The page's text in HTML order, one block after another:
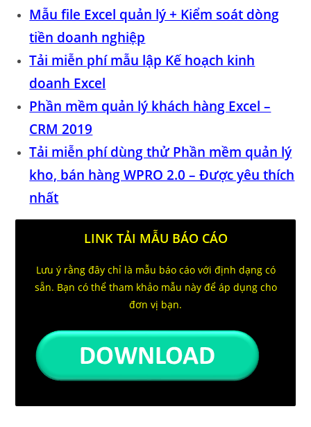
Mẫu file Excel quản lý + Kiểm soát dòng
tiền doanh nghiệp
Tải miễn phí mẫu lập Kế hoạch kinh
doanh Excel
Phần mềm quản lý khách hàng Excel –
CRM 2019
Tải miễn phí dùng thử Phần mềm quản lý
kho, bán hàng WPRO 2.0 – Được yêu thích
nhất
LINK TẢI MẪU BÁO CÁO
Lưu ý rằng đây chỉ là mẫu báo cáo với định dạng có
sẵn. Bạn có thể tham khảo mẫu này để áp dụng cho
đơn vị bạn.